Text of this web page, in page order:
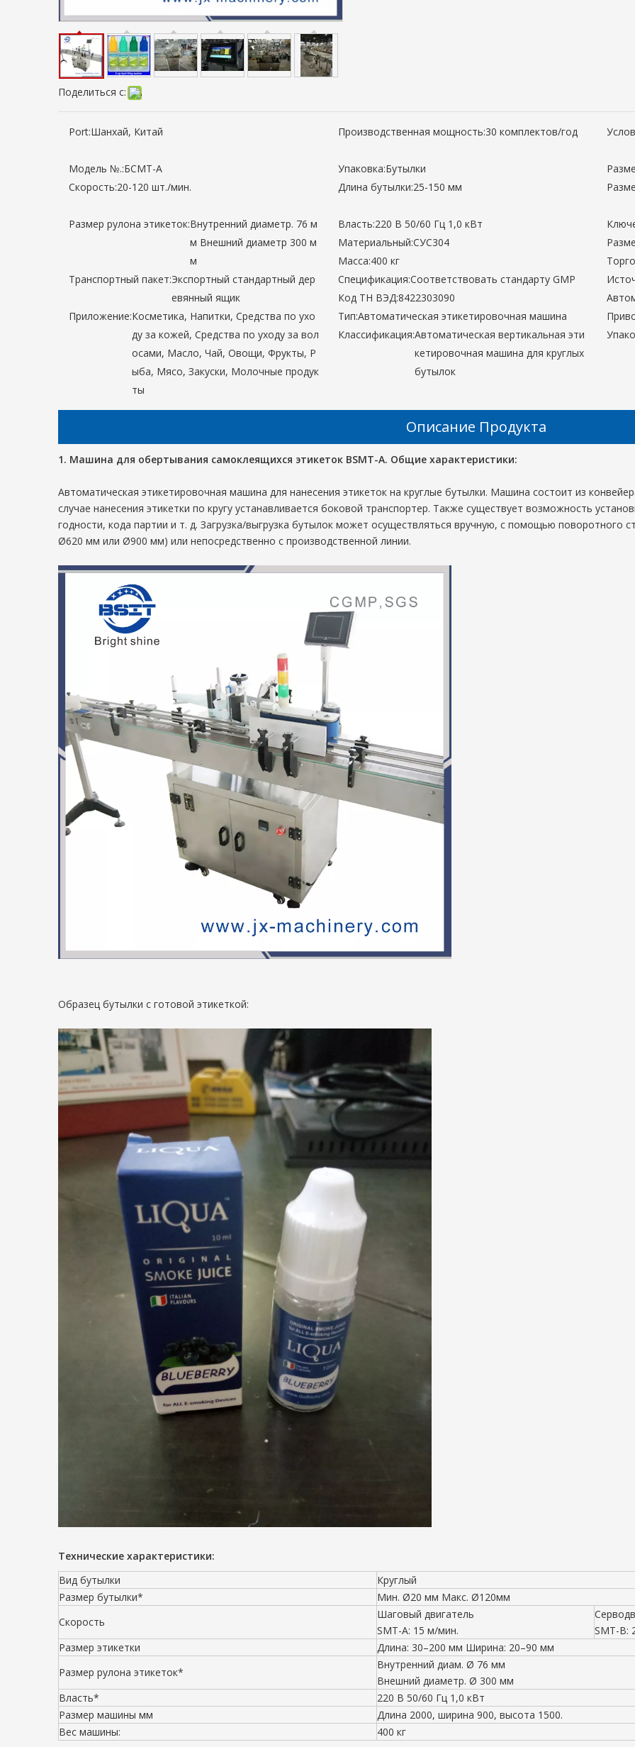
Поделиться с:
Port:Шанхай, Китай Производственная мощность:30 комплектов/год
Модель №.:БСМТ-А Упаковка:Бутылки
Скорость:20-120 шт./мин. Длина бутылки:25-150 мм
Размер рулона этикеток:Внутренний диаметр. 76 м
м Внешний диаметр 300 м
м
Власть:220 В 50/60 Гц 1,0 кВт
Материальный:СУС304
Масса:400 кг
Транспортный пакет:Экспортный стандартный дер
евянный ящик
Спецификация:Соответствовать стандарту GMP
Код ТН ВЭД:8422303090
Приложение:Косметика, Напитки, Средства по ухо
ду за кожей, Средства по уходу за вол
осами, Масло, Чай, Овощи, Фрукты, Р
ыба, Мясо, Закуски, Молочные продук
ты
Тип:Автоматическая этикетировочная машина
Классификация:Автоматическая вертикальная эти
кетировочная машина для круглых
бутылок
Описание Продукта
1. Машина для обертывания самоклеящихся этикеток BSMT-A. Общие характеристики:
Автоматическая этикетировочная машина для нанесения этикеток на круглые бутылки. Машина состоит из
случае нанесения этикетки по кругу устанавливается боковой транспортер. Также существует возможность
годности, кода партии и т. д. Загрузка/выгрузка бутылок может осуществляться вручную, с помощью поворотного
Ø620 мм или Ø900 мм) или непосредственно с производственной линии.
Образец бутылки с готовой этикеткой:
Технические характеристики:
Вид бутылки
Круглый
Размер бутылки*
Мин. Ø20 мм Макс. Ø120мм
Скорость
Шаговый двигатель
SMT-A: 15 м/мин.
SMT-B:
Размер этикетки
Длина: 30–200 мм Ширина: 20–90 мм
Размер рулона этикеток*
Внутренний диам. Ø 76 мм
Внешний диаметр. Ø 300 мм
Власть*
220 В 50/60 Гц 1,0 кВт
Размер машины мм
Длина 2000, ширина 900, высота 1500.
Вес машины:
400 кг